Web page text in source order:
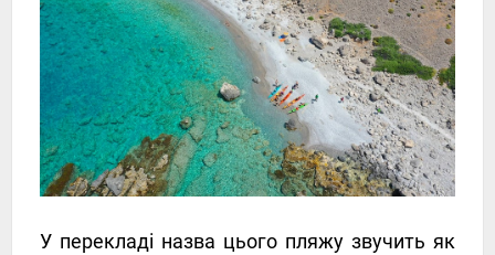
У перекладі назва цього пляжу звучить як